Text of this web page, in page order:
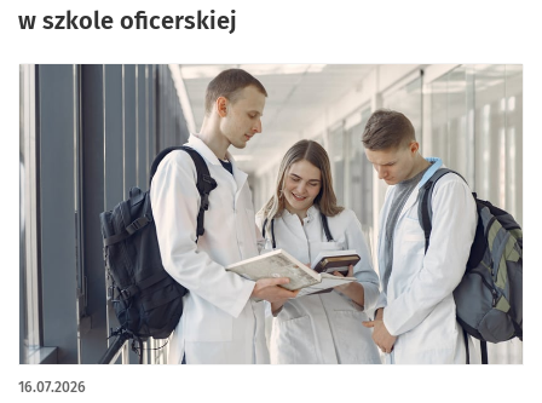
w szkole oficerskiej
16.07.2026